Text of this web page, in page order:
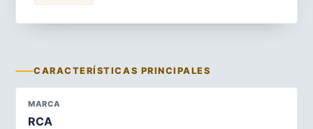
CARACTERÍSTICAS PRINCIPALES
MARCA
RCA